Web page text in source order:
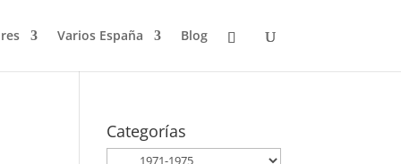
Varios España Blog
Categorías